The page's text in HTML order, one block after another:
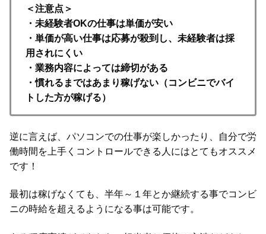
＜注意点＞
・未経験者OKの仕事は単価が安い
・単価が高い仕事は応募が殺到し、未経験者は採
用されにくい
・業務内容によっては締切がある
・慣れるまではあまり稼げない（コンビニでバイ
トした方が稼げる）
逆に言えば、パソコンでの仕事が楽しかったり、自分で労
働時間を上手くコントロールできる人にはとてもオススメ
です！
最初は稼げなくても、半年～１年とか継続する事でコンビ
ニの時給を超えるようになる事は可能です。